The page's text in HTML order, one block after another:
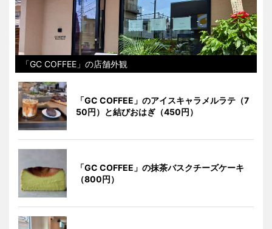
「GC COFFEE」の店舗外観
「GC COFFEE」のアイスキャラメルラテ（7
50円）と結びおはぎ（450円）
「GC COFFEE」の抹茶バスクチーズケーキ
（800円）